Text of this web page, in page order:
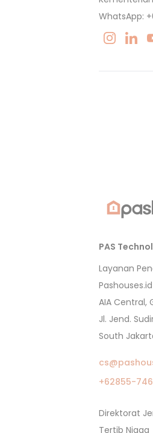
WhatsApp:
PAS
Layanan
Pashouses.id
AIA Central,
Jl. Jend.
South
+62855-
Direktorat
Tertib Niaga